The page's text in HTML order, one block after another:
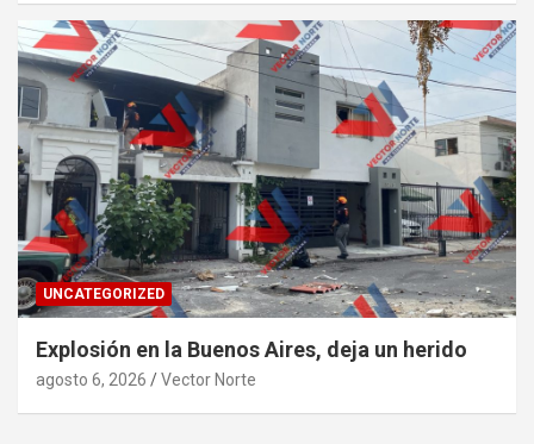
UNCATEGORIZED
Explosión en la Buenos Aires, deja un herido
agosto 6, 2026 Vector Norte